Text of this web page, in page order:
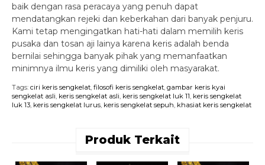
baik dengan rasa peracaya yang penuh dapat
mendatangkan rejeki dan keberkahan dari banyak penjuru.
Kami tetap mengingatkan hati-hati dalam memilih keris
pusaka dan tosan aji lainya karena keris adalah benda
bernilai sehingga banyak pihak yang memanfaatkan
minimnya ilmu keris yang dimiliki oleh masyarakat.
Tags: ciri keris sengkelat filosofi keris sengkelat gambar keris kyai
sengkelat asli keris sengkelat asli keris sengkelat luk 11 keris sengkelat
luk 13 keris sengkelat lurus keris sengkelat sepuh khasiat keris sengkelat
Produk Terkait